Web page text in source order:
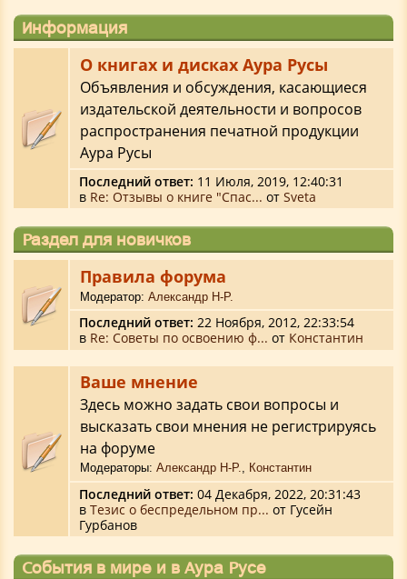
Информация
О книгах и дисках Аура Русы
Объявления и обсуждения, касающиеся
издательской деятельности и вопросов
распространения печатной продукции
Аура Русы
Последний ответ: 11 Июля, 2019, 12:40:31
в Re: Отзывы о книге "Спас... от Sveta
Раздел для новичков
Правила форума
Модератор:Александр Н-Р.
Последний ответ: 22 Ноября, 2012, 22:33:54
в Re: Советы по освоению ф... от Константин
Ваше мнение
Здесь можно задать свои вопросы и
высказать свои мнения не регистрируясь
на форуме
Модераторы:Александр Н-Р., Константин
Последний ответ: 04 Декабря, 2022, 20:31:43
в Тезис о беспредельном пр... от Гусейн
Гурбанов
События в мире и в Аура Русе